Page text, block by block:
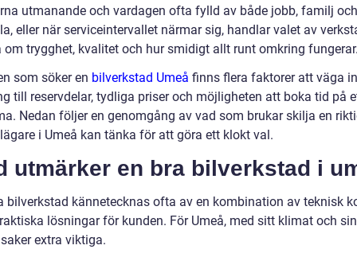
utmanande och vardagen ofta fylld av både jobb, familj
eller när serviceintervallet närmar sig, handlar valet av
om trygghet, kvalitet och hur smidigt allt runt omkring fungerar.
som söker en bilverkstad Umeå finns flera faktorer att väga
till reservdelar, tydliga priser och möjligheten att boka tid på
Nedan följer en genomgång av vad som brukar skilja en
i Umeå kan tänka för att göra ett klokt val.
utmärker en bra bilverkstad i
bilverkstad kännetecknas ofta av en kombination av teknisk
lösningar för kunden. För Umeå, med sitt klimat och
extra viktiga.